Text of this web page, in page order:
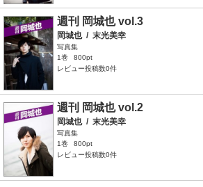
週刊 岡城也 vol.3
岡城也 / 末光美幸
写真集
1巻
800pt
レビュー投稿数0件
週刊 岡城也 vol.2
岡城也 / 末光美幸
写真集
1巻
800pt
レビュー投稿数0件